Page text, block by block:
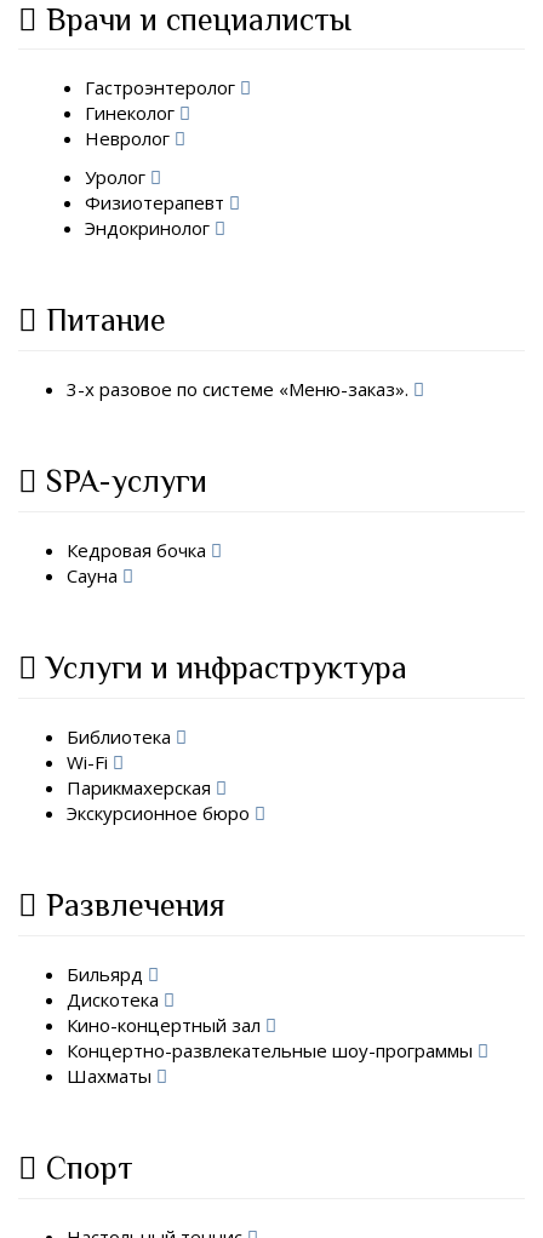
Врачи и специалисты
Гастроэнтеролог
Гинеколог
Невролог
Уролог
Физиотерапевт
Эндокринолог
Питание
3-х разовое по системе «Меню-заказ».
SPA-услуги
Кедровая бочка
Сауна
Услуги и инфраструктура
Библиотека
Wi-Fi
Парикмахерская
Экскурсионное бюро
Развлечения
Бильярд
Дискотека
Кино-концертный зал
Концертно-развлекательные шоу-программы
Шахматы
Спорт